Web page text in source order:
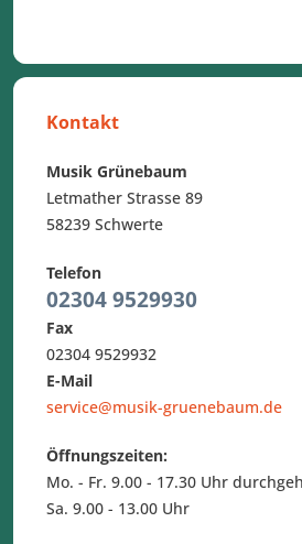
Kontakt
Musik Grünebaum
Letmather Strasse 89
58239 Schwerte
Telefon
02304 9529930
Fax
02304 9529932
E-Mail
service@musik-gruenebaum.de
Öffnungszeiten:
Mo. - Fr. 9.00 - 17.30 Uhr
Sa. 9.00 - 13.00 Uhr